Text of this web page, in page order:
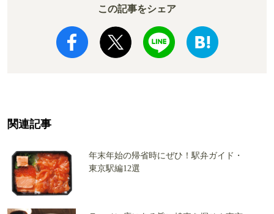
この記事をシェア
関連記事
年末年始の帰省時にぜひ！駅弁ガイド・
東京駅編12選